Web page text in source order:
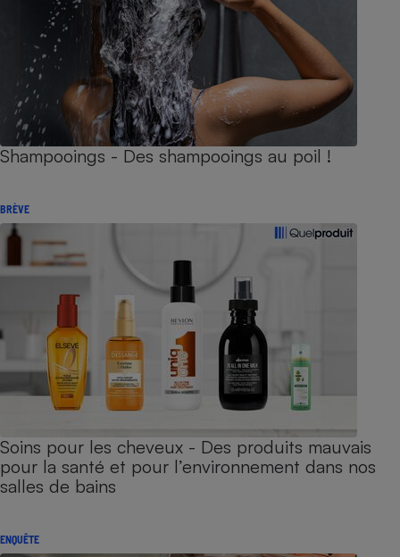
Shampooings - Des shampooings au poil !
BRÈVE
Soins pour les cheveux - Des produits mauvais
pour la santé et pour l’environnement dans nos
salles de bains
ENQUÊTE